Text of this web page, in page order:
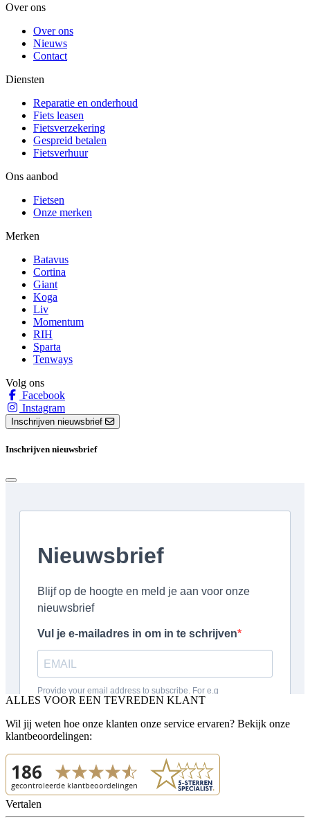
Over ons
Over ons
Nieuws
Contact
Diensten
Reparatie en onderhoud
Fiets leasen
Fietsverzekering
Gespreid betalen
Fietsverhuur
Ons aanbod
Fietsen
Onze merken
Merken
Batavus
Cortina
Giant
Koga
Liv
Momentum
RIH
Sparta
Tenways
Volg ons
Facebook
Instagram
Inschrijven nieuwsbrief
Inschrijven nieuwsbrief
ALLES VOOR EEN TEVREDEN KLANT
Wil jij weten hoe onze klanten onze service ervaren? Bekijk onze
klantbeoordelingen:
Vertalen